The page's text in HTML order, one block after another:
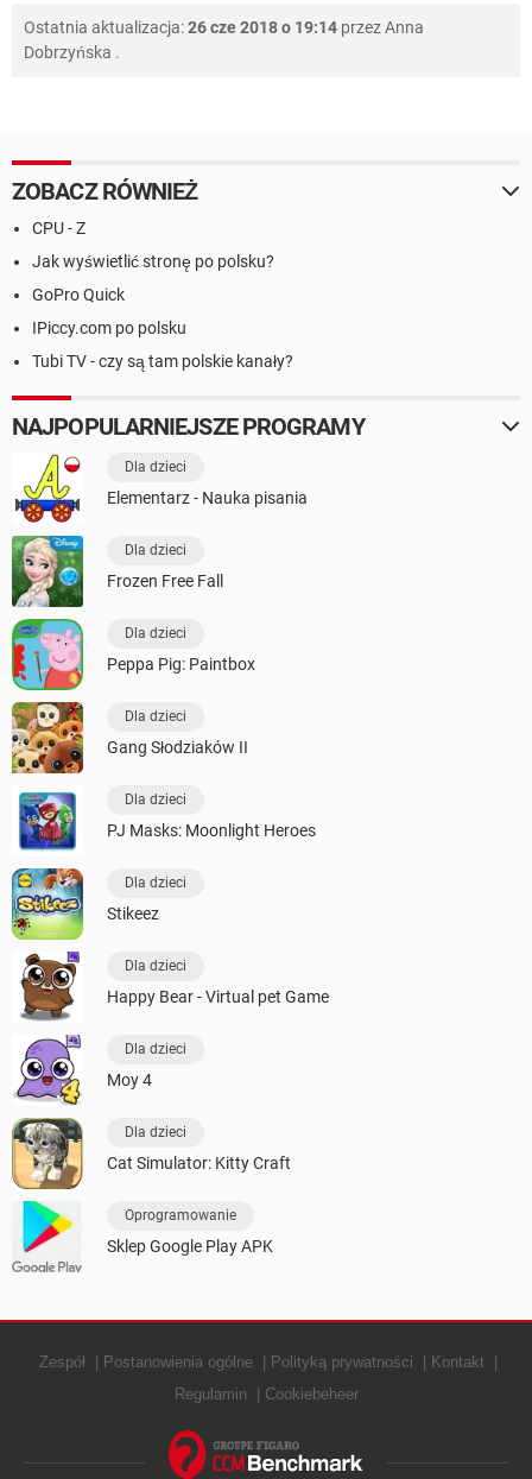
Ostatnia aktualizacja:26 cze 2018 o 19:14 przezAnna
Dobrzyńska .
ZOBACZ RÓWNIEŻ
CPU - Z
Jak wyświetlić stronę po polsku?
GoPro Quick
IPiccy.com po polsku
Tubi TV - czy są tam polskie kanały?
NAJPOPULARNIEJSZE PROGRAMY
Dla dzieci
Elementarz - Nauka pisania
Dla dzieci
Frozen Free Fall
Dla dzieci
Peppa Pig: Paintbox
Dla dzieci
Gang Słodziaków II
Dla dzieci
PJ Masks: Moonlight Heroes
Dla dzieci
Stikeez
Dla dzieci
Happy Bear - Virtual pet Game
Dla dzieci
Moy 4
Dla dzieci
Cat Simulator: Kitty Craft
Oprogramowanie
Sklep Google Play APK
Zespół Postanowienia ogólne Polityką prywatności
Kontakt
Regulamin
Cookiebeheer